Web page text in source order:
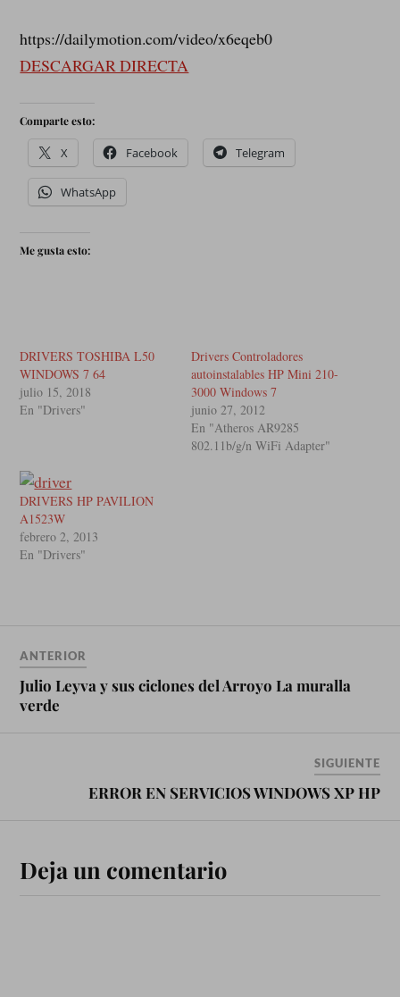
https://dailymotion.com/video/x6eqeb0
DESCARGAR DIRECTA
Comparte esto:
X Facebook Telegram
WhatsApp
Me gusta esto:
DRIVERS TOSHIBA L50
WINDOWS 7 64
julio 15, 2018
En "Drivers"
Drivers Controladores
autoinstalables HP Mini 210-
3000 Windows 7
junio 27, 2012
En "Atheros AR9285
802.11b/g/n WiFi Adapter"
DRIVERS HP PAVILION
A1523W
febrero 2, 2013
En "Drivers"
ANTERIOR
Julio Leyva y sus ciclones del Arroyo La muralla
verde
SIGUIENTE
ERROR EN SERVICIOS WINDOWS XP HP
Deja un comentario